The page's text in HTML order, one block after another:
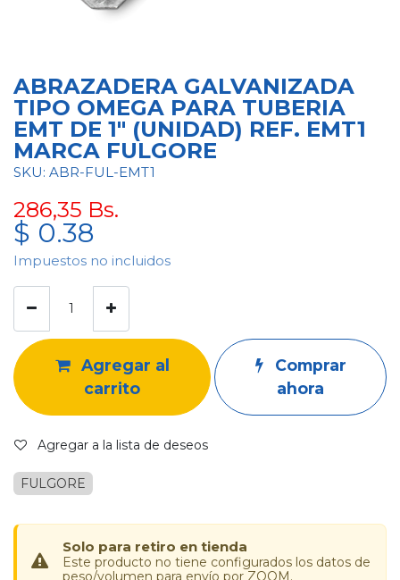
ABRAZADERA GALVANIZADA
TIPO OMEGA PARA TUBERIA
EMT DE 1" (UNIDAD) REF. EMT1
MARCA FULGORE
SKU: ABR-FUL-EMT1
286,35 Bs.
$ 0.38
Impuestos no incluidos
Agregar al
carrito
Comprar
ahora
Agregar a la lista de deseos
FULGORE
Solo para retiro en tienda
Este producto no tiene configurados los datos de
peso/volumen para envío por ZOOM.